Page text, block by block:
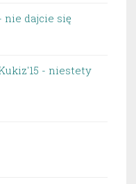
nie dajcie się
- niestety